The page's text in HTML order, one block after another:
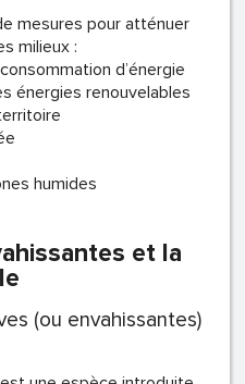
mesures pour atténuer
milieux :
d’énergie
énergies renouvelables
humides
et la
(ou envahissantes)